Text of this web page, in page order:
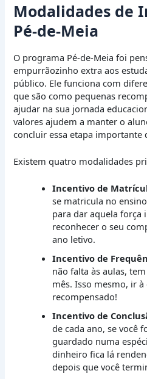
Modalidades de
Pé-de-Meia
O programa Pé-de-Meia foi
empurrãozinho extra aos
público. Ele funciona com
que são como pequenas
ajudar na sua jornada
valores ajudem a manter o
concluir essa etapa importante
Existem quatro modalidades
Incentivo de
se matricula no
para dar aquela força
reconhecer o seu
ano letivo.
Incentivo de
não falta às aulas,
mês. Isso mesmo, ir
recompensado!
Incentivo de
de cada ano, se você
guardado numa
dinheiro fica lá
depois que você